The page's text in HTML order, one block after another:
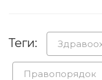
Теги:
Правопорядок